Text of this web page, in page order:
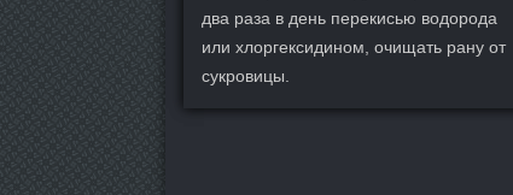
два раза в день перекисью водорода
или хлоргексидином, очищать рану от
сукровицы.